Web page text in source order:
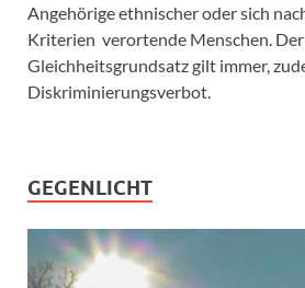
Angehörige ethnischer oder sich
Kriterien verortende Menschen. Der
Gleichheitsgrundsatz gilt immer,
Diskriminierungsverbot.
GEGENLICHT